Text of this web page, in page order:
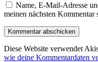
Name, E-Mail-Adresse
meinen nächsten Kommentar
Diese Website verwendet
wie deine Kommentardaten